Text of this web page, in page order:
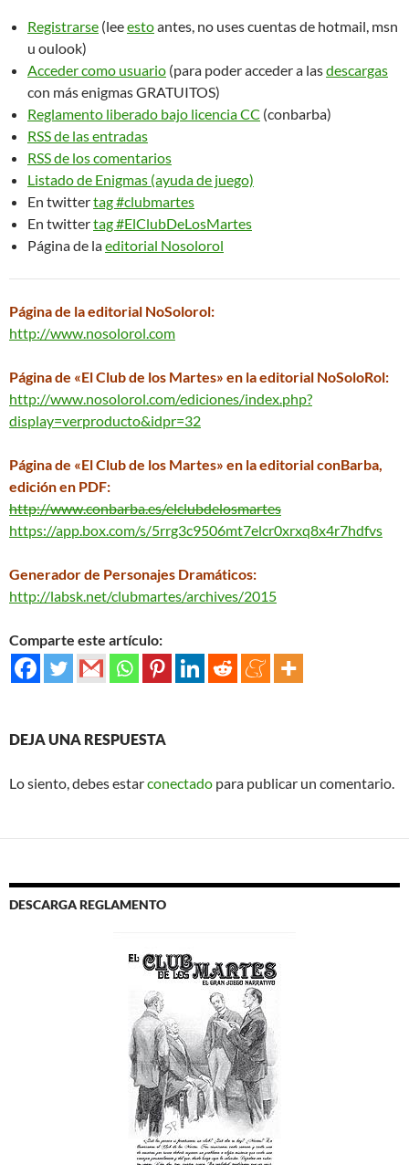
Registrarse (leeestoantes, no uses cuentas de hotmail, msn
u oulook)
Acceder como usuario (para poder acceder a lasdescargas
con más enigmas GRATUITOS)
Reglamento liberado bajo licencia CC (conbarba)
RSS de las entradas
RSS de los comentarios
Listado de Enigmas (ayuda de juego)
En twittertag #clubmartes
En twittertag #ElClubDeLosMartes
Página de laeditorial Nosolorol
Página de la editorial NoSolorol:
http://www.nosolorol.com
Página de «El Club de los Martes» en la editorial NoSoloRol:
http://www.nosolorol.com/ediciones/index.php?
display=verproducto&idpr=32
Página de «El Club de los Martes» en la editorial conBarba,
edición en PDF:
http://www.conbarba.es/elclubdelosmartes
https://app.box.com/s/5rrg3c9506mt7elcr0xrxq8x4r7hdfvs
Generador de Personajes Dramáticos:
http://labsk.net/clubmartes/archives/2015
Comparte este artículo:
DEJA UNA RESPUESTA
Lo siento, debes estarconectado para publicar un comentario.
DESCARGA REGLAMENTO